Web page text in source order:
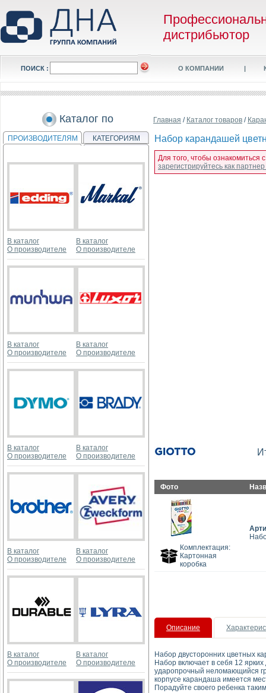
дистрибьютор
ПОИСК : О КОМПАНИИ |
Каталог по
ПРОИЗВОДИТЕЛЯМ КАТЕГОРИЯМ
В каталог
О производителе
В каталог
О производителе
В каталог
О производителе
В каталог
О производителе
В каталог
О производителе
В каталог
О производителе
В каталог
О производителе
В каталог
О производителе
В каталог
О производителе
В каталог
О производителе
Главная / Каталог товаров /
Набор карандашей
Для того, чтобы ознакомиться
зарегистрируйтесь как
Фото
Комплектация:
Картонная
коробка
Описание
Набор двусторонних цветных
Набор включает в себя 12
ударопрочный неломающийся
корпусе карандаша имеется
Порадуйте своего ребенка